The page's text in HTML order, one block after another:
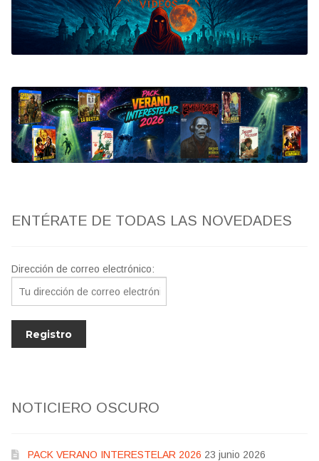
Bluray
Clasificada S
artwork
fantaterror
Jesús Franco
ENTÉRATE DE TODAS LAS NOVEDADES
Dirección de correo electrónico:
NOTICIERO OSCURO
PACK VERANO INTERESTELAR 2026 23 junio 2026